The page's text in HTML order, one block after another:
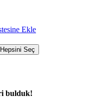
Ekle
Hepsini Seç
bulduk!